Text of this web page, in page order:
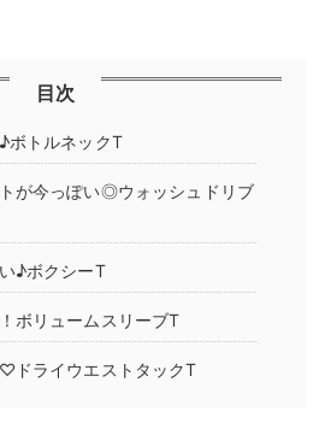
目次
ボトルネックT
が今っぽい◎ウォッシュドリブ
♪ボクシーT
ボリュームスリーブT
ドライウエストタックT